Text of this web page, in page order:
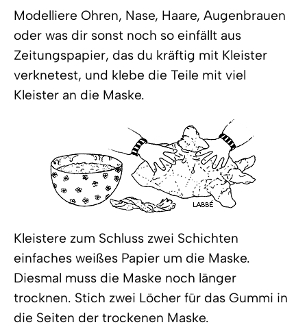
Modelliere Ohren, Nase, Haare, Augenbrauen
oder was dir sonst noch so einfällt aus
Zeitungspapier, das du kräftig mit Kleister
verknetest, und klebe die Teile mit viel
Kleister an die Maske.
Kleistere zum Schluss zwei Schichten
einfaches weißes Papier um die Maske.
Diesmal muss die Maske noch länger
trocknen. Stich zwei Löcher für das Gummi in
die Seiten der trockenen Maske.